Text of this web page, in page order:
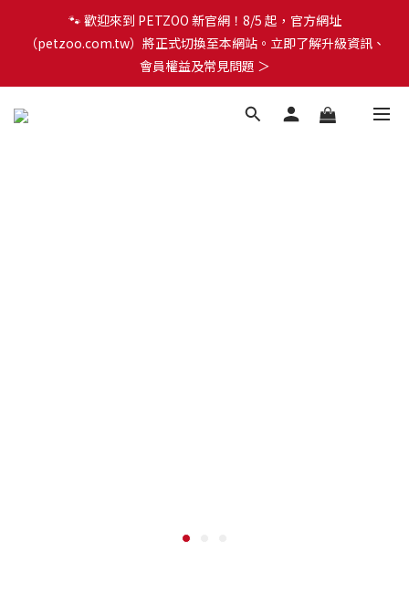
🐾 歡迎來到 PETZOO 新官網！8/5 起，官方網址
（petzoo.com.tw）將正式切換至本網站。立即了解升級資訊、
會員權益及常見問題 ＞
會員權益及常見問題 ＞
✨【新朋友見面禮】現在註冊即領 $100 購物金！全館滿 $1,500 享